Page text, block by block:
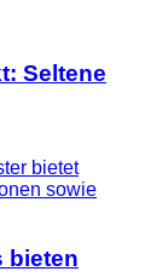
Seltene
bieten